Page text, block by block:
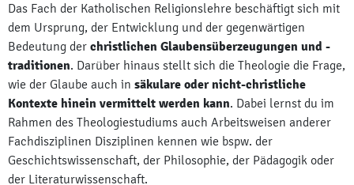
Das Fach der Katholischen Religionslehre beschäftigt sich mit
dem Ursprung, der Entwicklung und der gegenwärtigen
Bedeutung der christlichen Glaubensüberzeugungen und -
traditionen. Darüber hinaus stellt sich die Theologie die Frage,
wie der Glaube auch in säkulare oder nicht-christliche
Kontexte hinein vermittelt werden kann. Dabei lernst du im
Rahmen des Theologiestudiums auch Arbeitsweisen anderer
Fachdisziplinen Disziplinen kennen wie bspw. der
Geschichtswissenschaft, der Philosophie, der Pädagogik oder
der Literaturwissenschaft.